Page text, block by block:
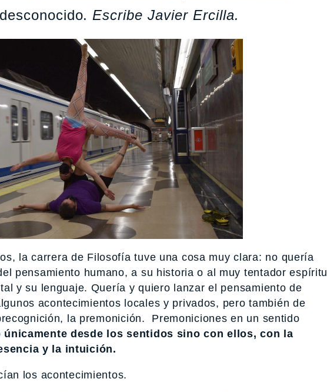
Escribe Javier Ercilla.
la carrera de Filosofía tuve una cosa muy clara: no quería
pensamiento humano, a su historia o al muy tentador espíritu
y su lenguaje. Quería y quiero lanzar el pensamiento de
acontecimientos locales y privados, pero también de
la premonición. Premoniciones en un sentido
únicamente desde los sentidos sino con ellos, con la
y la intuición.
los acontecimientos.